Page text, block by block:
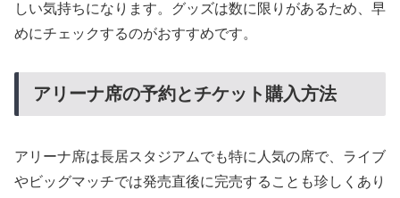
しい気持ちになります。グッズは数に限りがあるため、早
めにチェックするのがおすすめです。
アリーナ席の予約とチケット購入方法
アリーナ席は長居スタジアムでも特に人気の席で、ライブ
やビッグマッチでは発売直後に完売することも珍しくあり